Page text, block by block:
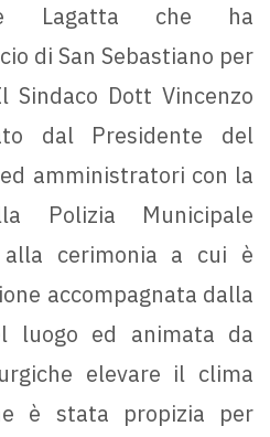
Lagatta che ha
di San Sebastiano per
Dott Vincenzo
dal Presidente del
amministratori con la
Polizia Municipale
alla cerimonia a cui è
accompagnata dalla
luogo ed animata da
elevare il clima
è stata propizia per